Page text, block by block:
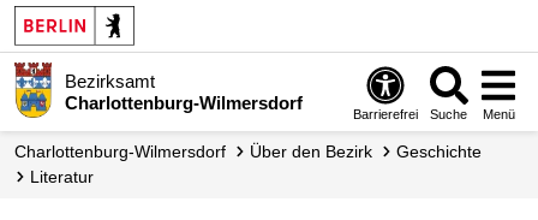
Bezirksamt
Charlottenburg-Wilmersdorf
Barrierefrei Suche Menü
Charlottenburg-Wilmersdorf Über den Bezirk
Geschichte
Literatur